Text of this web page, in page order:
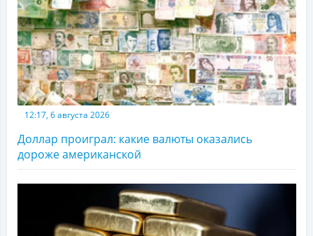
12:17, 6 августа 2026
Доллар проиграл: какие валюты оказались
дороже американской